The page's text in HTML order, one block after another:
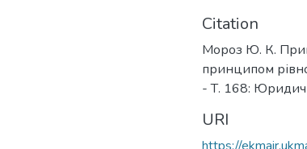
Citation
Мороз Ю. К.
принципом
- Т. 168:
URI